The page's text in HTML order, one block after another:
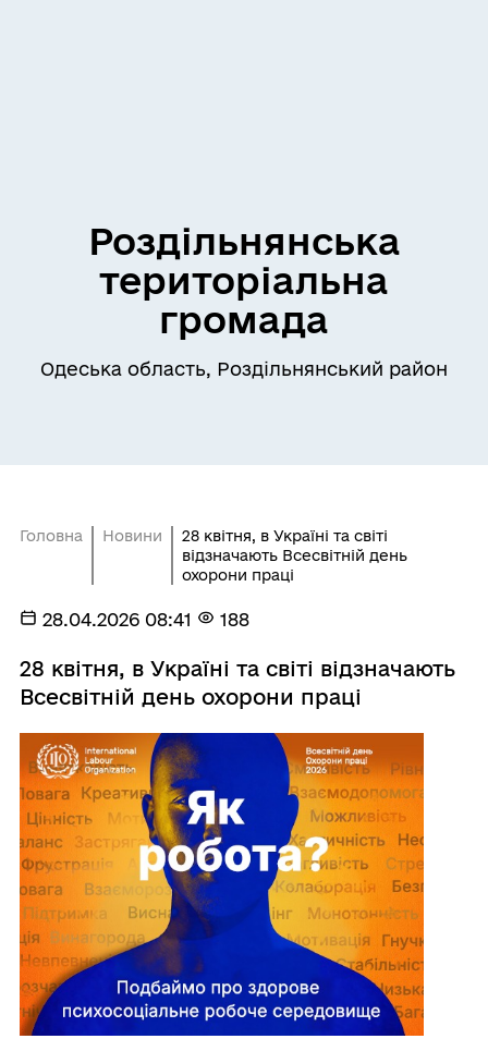
Роздільнянська
територіальна
громада
Одеська область, Роздільнянський район
Головна Новини
28 квітня, в Україні та світі
відзначають Всесвітній день
охорони праці
28.04.2026 08:41 188
28 квітня, в Україні та світі відзначають
Всесвітній день охорони праці